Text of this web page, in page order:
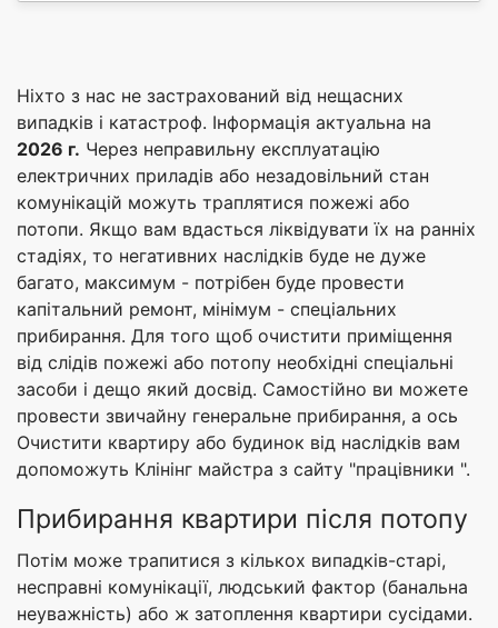
Ніхто з нас не застрахований від нещасних
випадків і катастроф. Інформація актуальна на
2026 г. Через неправильну експлуатацію
електричних приладів або незадовільний стан
комунікацій можуть траплятися пожежі або
потопи. Якщо вам вдасться ліквідувати їх на ранніх
стадіях, то негативних наслідків буде не дуже
багато, максимум - потрібен буде провести
капітальний ремонт, мінімум - спеціальних
прибирання. Для того щоб очистити приміщення
від слідів пожежі або потопу необхідні спеціальні
засоби і дещо який досвід. Самостійно ви можете
провести звичайну генеральне прибирання, а ось
Очистити квартиру або будинок від наслідків вам
допоможуть Клінінг майстра з сайту "працівники ".
Прибирання квартири після потопу
Потім може трапитися з кількох випадків-старі,
несправні комунікації, людський фактор (банальна
неуважність) або ж затоплення квартири сусідами.